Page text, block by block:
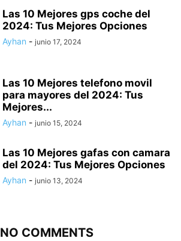
Las 10 Mejores gps coche del
2024: Tus Mejores Opciones
Ayhan - junio 17, 2024
Las 10 Mejores telefono movil
para mayores del 2024: Tus
Mejores...
Ayhan - junio 15, 2024
Las 10 Mejores gafas con camara
del 2024: Tus Mejores Opciones
Ayhan - junio 13, 2024
NO COMMENTS